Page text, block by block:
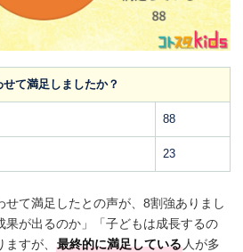
て満足しましたか？
88
23
せて満足したとの声が、8割強ありまし
果が出るのか」「子どもは成長するの
すが、 最終的に満足している 人が多